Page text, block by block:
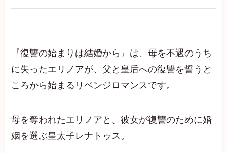
『復讐の始まりは結婚から』は、母を不遇のうち
に失ったエリノアが、父と皇后への復讐を誓うと
ころから始まるリベンジロマンスです。
母を奪われたエリノアと、彼女が復讐のために婚
姻を選ぶ皇太子レナトゥス。